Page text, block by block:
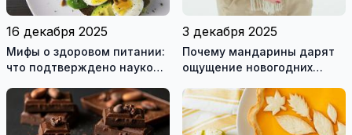
16 декабря 2025
Мифы о здоровом питании:
что подтверждено наукой,
3 декабря 2025
Почему мандарины дарят
ощущение новогодних